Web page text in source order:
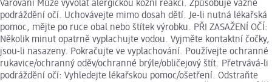
Varování Může vyvolat alergickou kožní reakci. Způsobuje vážné
podráždění očí. Uchovávejte mimo dosah dětí. Je-li nutná lékařská
pomoc, mějte po ruce obal nebo štítek výrobku. PŘI ZASAŽENÍ OČÍ:
Několik minut opatrně vyplachujte vodou. Vyjměte kontaktní čočky,
jsou-li nasazeny. Pokračujte ve vyplachování. Používejte ochranné
rukavice/ochranný oděv/ochranné brýle/obličejový štít. Přetrvává-li
podráždění očí: Vyhledejte lékařskou pomoc/ošetření. Odstraňte